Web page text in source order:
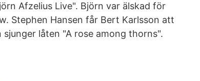
Afzelius Live". Björn var älskad för
Stephen Hansen får Bert Karlsson att
låten "A rose among thorns".